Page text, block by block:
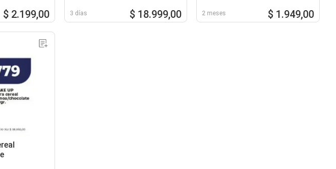
$ 2.199,00 3 días $ 18.999,00 2 meses $ 1.949,00